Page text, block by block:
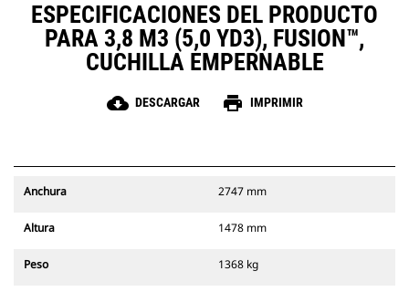
ESPECIFICACIONES DEL PRODUCTO
PARA 3,8 M3 (5,0 YD3), FUSION™,
CUCHILLA EMPERNABLE
cloud_download DESCARGAR print IMPRIMIR
Anchura 2747 mm
Altura 1478 mm
Peso 1368 kg